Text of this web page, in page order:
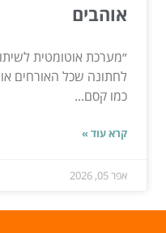
אוהבים
״מערכת אוטומטית
לחתונה שכל האורחים
כמו קסם...
קרא עוד »
אפר 05, 2026